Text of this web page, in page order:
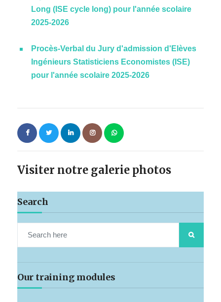
Long (ISE cycle long) pour l'année scolaire
2025-2026
Procès-Verbal du Jury d'admission d'Elèves
Ingénieurs Statisticiens Economistes (ISE)
pour l'année scolaire 2025-2026
Visiter notre galerie photos
Search
Our training modules